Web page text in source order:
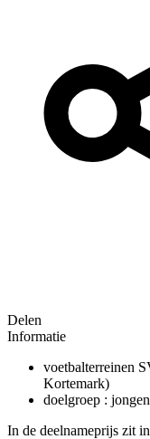
Delen
Informatie
voetbalterreinen
Kortemark)
doelgroep :
In de deelnameprijs zit